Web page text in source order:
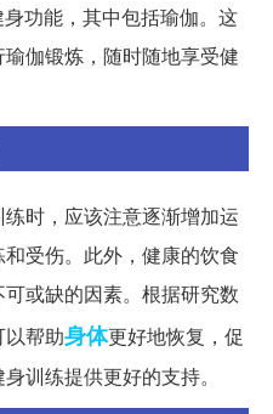
功能，其中包括瑜伽。这
伽锻炼，随时随地享受健
时，应该注意逐渐增加运
受伤。此外，健康的饮食
或缺的因素。根据研究数
帮助身体更好地恢复，促
训练提供更好的支持。